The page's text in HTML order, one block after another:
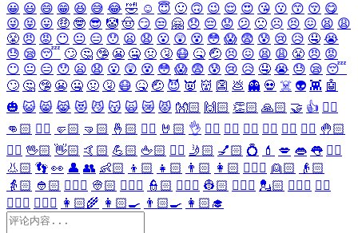
😀 😃 😄 😁 😆 😅 😂 🤣 ☺️ 😇 🙂 🙃 😉 😌 😍 😘 😗 😙 😚 😋
😜 😝 😛 🤑 🤓 😎 🤡 🤠 😏 😒 🤗 😞 😔 😟 😕 🙁 ☹️ 😣 😖 😫 😩
😤 😠 😡 😶 😐 😑 😯 😦 😧 😮 😲 😵 😳 😱 😨 😰 😢 😥 🤤 😭
😓 😪 😴 🙄 🤔 🤥 😬 🤐 🤢 🤧 😷 🤒 🤕 😣 😖 😫 😩 😤 😠 😡
😶 😐 😑 😯 😦 😧 😮 😲 😵 😳 😱 😨 😰 😢 😥 🤤 😭 😓 😪 😴
🙄 🤔 🤥 😬 🤐 🤢 🤧 😷 🤒 🤕 😈 👿 👹 👺 💩 👻 💀 ☠️ 👽 👾 🤖
🎃 😺 😸 😹 😻 😼 😽 🙀 😿 😾 👐🏻 🙌🏻 👏🏻 🙏🏻 🤝 👍 👎🏻
👊🏻 ✊🏻 🤛🏻 🤜🏻 🤞🏻 ✌🏻 🤘🏻 👌 👈🏻 👉🏻 👆🏻 👇🏻 ☝🏻 ✋🏻 🤚🏻
🖐🏻 🖖🏻 👋🏻 🤙🏻 💪🏻 🖕🏻 ✍🏻 🤳🏻 💅🏻 💍 💄 💋 👄 👅 👂🏻
👃🏻 👣 👀 👤 👥 👶🏻 👦🏻 👧🏻 👨🏻 👩🏻 👱🏻‍♀️ 👱🏻
👴🏻
👵🏻 👲🏻 👳🏻‍♀️ 👳🏻 👮🏻‍♀️ 👮🏻 👷🏻‍♀️ 👷🏻 💂🏻‍♀️ 💂🏻 🕵🏻‍♀️ 🕵🏻
👩🏻‍⚕️ 👨🏻‍⚕️ 👩🏻‍🌾 👩🏻‍🍳 👨🏻‍🍳 👩🏻‍🎓